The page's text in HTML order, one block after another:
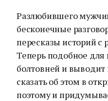
Разлюбившего
бесконечные
пересказы историй с
Теперь подобное для
болтовней и выводит
сказать об этом в
поэтому и